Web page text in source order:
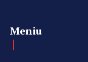
Meniu